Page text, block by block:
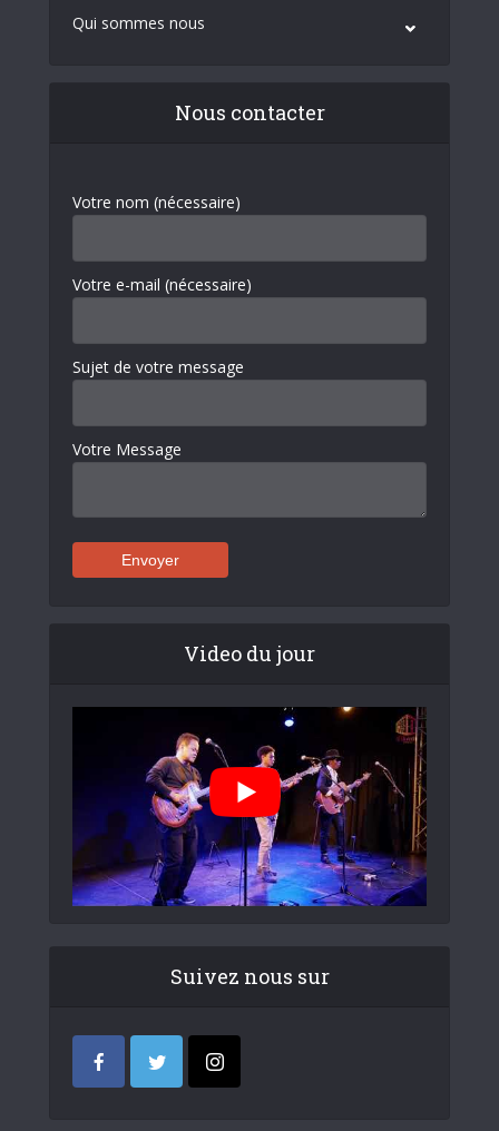
Qui sommes nous
Nous contacter
Votre nom (nécessaire)
Votre e-mail (nécessaire)
Sujet de votre message
Votre Message
Video du jour
Suivez nous sur